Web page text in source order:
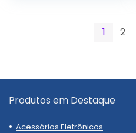
1 2
Produtos em Destaque
Acessórios Eletrônicos